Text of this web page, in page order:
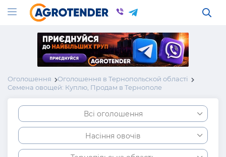
Оголошення
Оголошення в Тернопольской області
Семена овощей: Куплю, Продам в Тернополе
Всі оголошення
Насіння овочів